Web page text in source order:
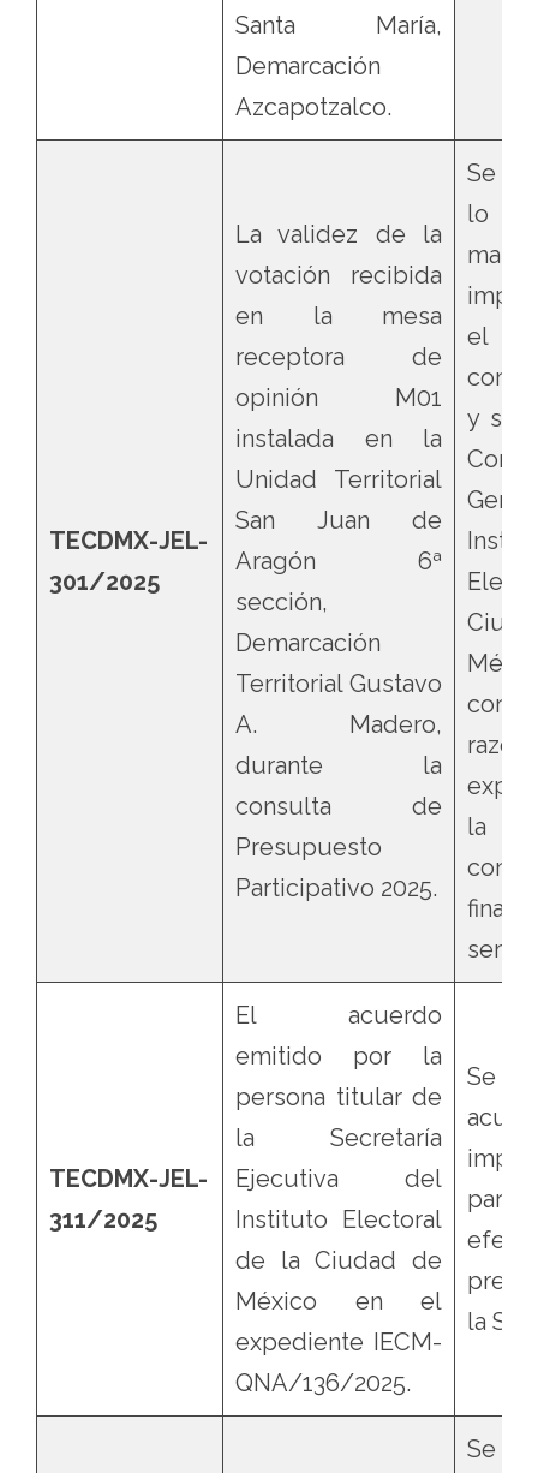
Santa María,
Demarcación
Azcapotzalco.
TECDMX-JEL-
301/2025
La validez de la
votación recibida
en la mesa
receptora de
opinión M01
instalada en la
Unidad Territorial
San Juan de
Aragón 6ª
sección,
Demarcación
Territorial Gustavo
A. Madero,
durante la
consulta de
Presupuesto
Participativo 2025.
Se
lo
el
y se
la
TECDMX-JEL-
311/2025
El acuerdo
emitido por la
persona titular de
la Secretaría
Ejecutiva del
Instituto Electoral
de la Ciudad de
México en el
expediente IECM-
QNA/136/2025.
Se
la
Se